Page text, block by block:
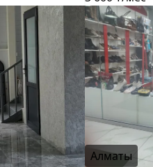
Алматы